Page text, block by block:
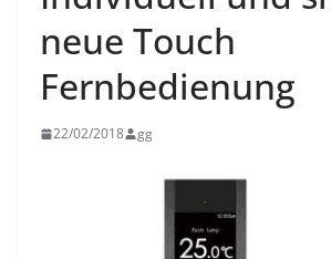
neue Touch
Fernbedienung
22/02/2018 gg